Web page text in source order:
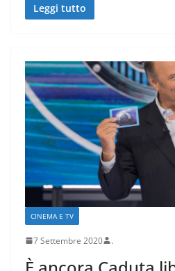
Leggi tutto
CINEMA E TV
7 Settembre 2020 .